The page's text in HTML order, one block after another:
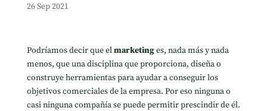
26 Sep 2021
Podríamos decir que elmarketinges, nada más y nada
menos, que una disciplina que proporciona, diseña o
construye herramientas para ayudar a conseguir los
objetivos comerciales de la empresa. Por eso ninguna o
casi ninguna compañía se puede permitir prescindir de él.